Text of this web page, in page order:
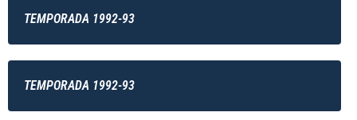
TEMPORADA 1992-93
TEMPORADA 1992-93